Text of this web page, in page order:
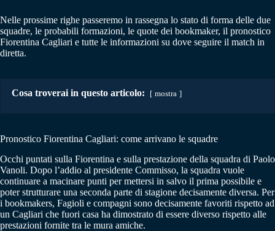
Nelle prossime righe passeremo in rassegna lo stato di forma delle due
squadre, le probabili formazioni, le quote dei bookmaker, il pronostico
Fiorentina Cagliari e tutte le informazioni su dove seguire il match in
diretta.
Cosa troverai in questo articolo: mostra
Pronostico Fiorentina Cagliari: come arrivano le squadre
Occhi puntati sulla Fiorentina e sulla prestazione della squadra di Paolo
Vanoli. Dopo l’addio al presidente Commisso, la squadra vuole
continuare a macinare punti per mettersi in salvo il prima possibile e
poter strutturare una seconda parte di stagione decisamente diversa. Per
i bookmakers, Fagioli e compagni sono decisamente favoriti rispetto ad
un Cagliari che fuori casa ha dimostrato di essere diverso rispetto alle
prestazioni fornite tra le mura amiche.